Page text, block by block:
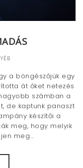
a böngészőjük egy
át őket netezés
számban a
de kaptunk panaszt
készítői a
meg, hogy melyik
meg...